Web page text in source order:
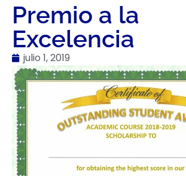
Premio a la
Excelencia
julio 1, 2019